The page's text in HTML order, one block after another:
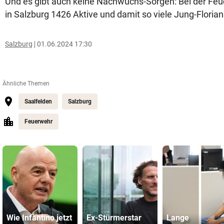
in Salzburg 1426 Aktive und damit so viele Jung-
Salzburg 01.06.2024 17:30
Ähnliche Themen
Saalfelden Salzburg
Feuerwehr
Wie Infantino jetzt
Ex-Stürmerstar
Lange